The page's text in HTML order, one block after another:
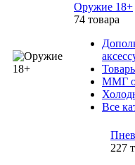
Оружие 18+
74 товара
ММГ
Все
227